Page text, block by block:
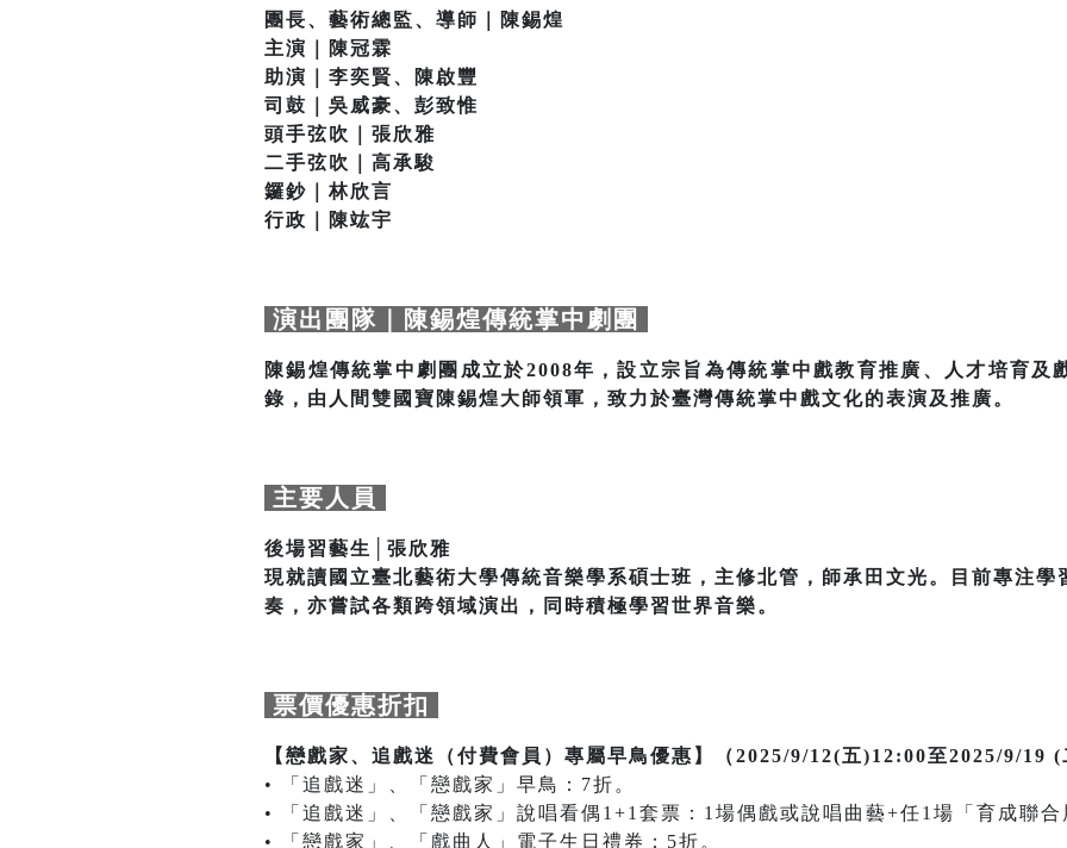
團長、藝術總監、導師｜陳錫煌
主演｜陳冠霖
助演｜李奕賢、陳啟豐
司鼓｜吳威豪、彭致惟
頭手弦吹｜張欣雅
二手弦吹｜高承駿
鑼鈔｜林欣言
行政｜陳竑宇
演出團隊｜陳錫煌傳統掌中劇團
陳錫煌傳統掌中劇團成立於2008年，設立宗旨為傳統掌中戲教育推廣、人才培育及
錄，由人間雙國寶陳錫煌大師領軍，致力於臺灣傳統掌中戲文化的表演及推廣。
主要人員
後場習藝生│張欣雅
現就讀國立臺北藝術大學傳統音樂學系碩士班，主修北管，師承田文光。目前專注學
奏，亦嘗試各類跨領域演出，同時積極學習世界音樂。
票價優惠折扣
【戀戲家、追戲迷（付費會員）專屬早鳥優惠】（2025/9/12(五)12:00至2025/9/19 (
• 「追戲迷」、「戀戲家」早鳥：7折。
• 「追戲迷」、「戀戲家」說唱看偶1+1套票：1場偶戲或說唱曲藝+任1場「育成聯合
• 「戀戲家」、「戲曲人」電子生日禮券：5折。